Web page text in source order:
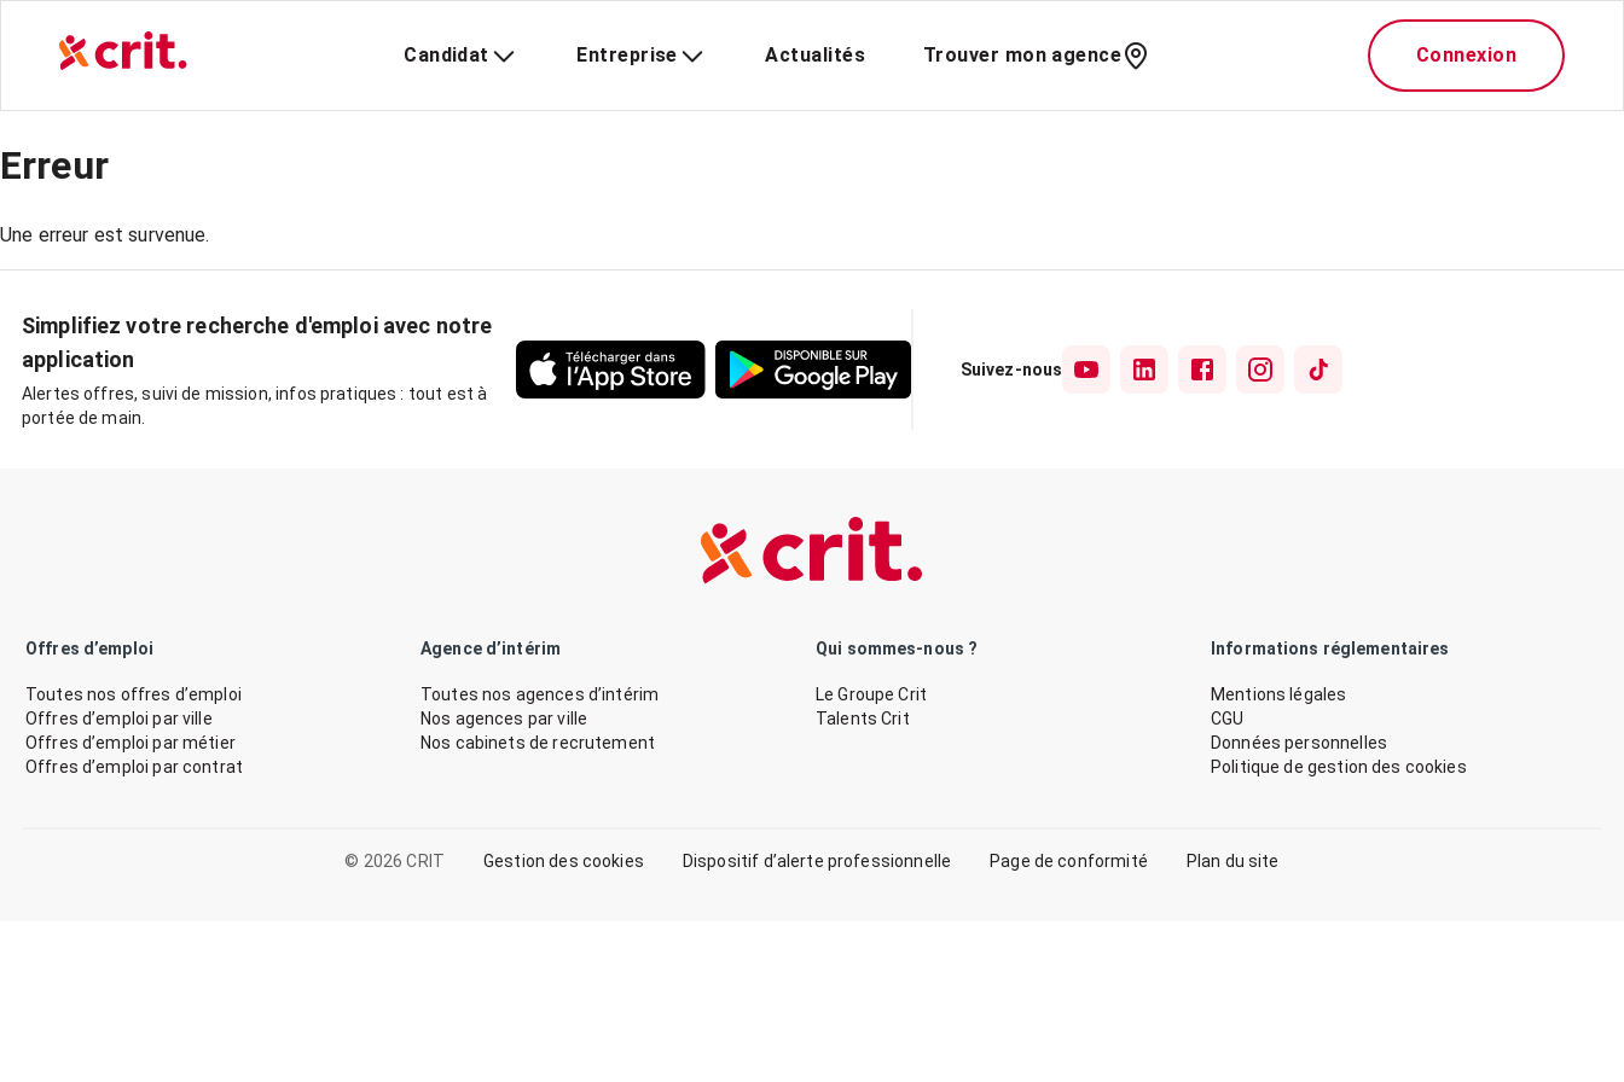
Candidat Entreprise Actualités Trouver mon agence Connexion
Erreur
Une erreur est survenue.
Simplifiez votre recherche d'emploi avec notre
application
Alertes offres, suivi de mission, infos pratiques : tout est à
portée de main.
Suivez-nous
Offres d’emploi
Toutes nos offres d’emploi
Offres d’emploi par ville
Offres d’emploi par métier
Offres d’emploi par contrat
Agence d’intérim
Toutes nos agences d’intérim
Nos agences par ville
Nos cabinets de recrutement
Qui sommes-nous ?
Le Groupe Crit
Talents Crit
Informations réglementaires
Mentions légales
CGU
Données personnelles
Politique de gestion des cookies
© 2026 CRIT Gestion des cookies Dispositif d’alerte professionnelle Page de conformité Plan du site